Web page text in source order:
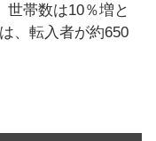
世帯数は10％増と
、転入者が約650